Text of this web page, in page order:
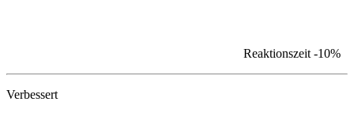
Reaktionszeit -10%
Verbessert